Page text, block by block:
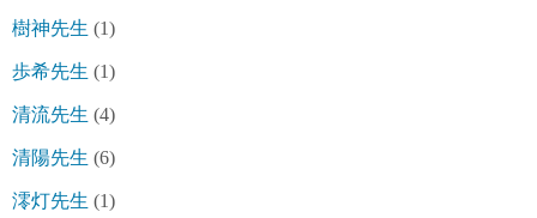
樹神先生 (1)
歩希先生 (1)
清流先生 (4)
清陽先生 (6)
澪灯先生 (1)